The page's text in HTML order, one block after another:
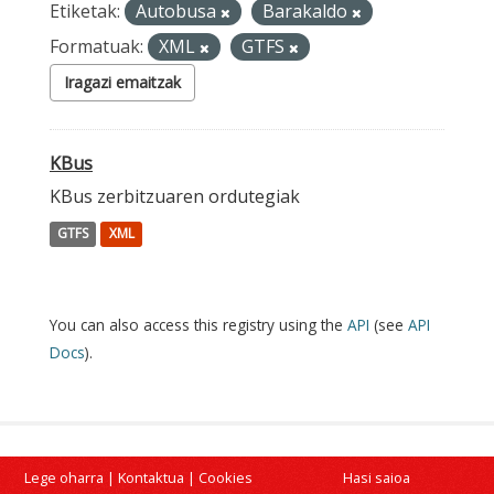
Etiketak: Autobusa
Barakaldo
Formatuak:
XML GTFS
Iragazi emaitzak
KBus
KBus zerbitzuaren ordutegiak
GTFS XML
You can also access this registry using the API (see API
Docs).
Lege oharra | Kontaktua | Cookies Hasi saioa